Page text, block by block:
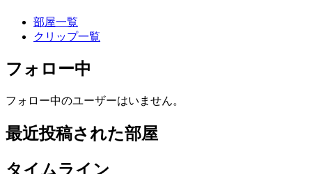
部屋一覧
クリップ一覧
フォロー中
フォロー中のユーザーはいません。
最近投稿された部屋
タイムライン